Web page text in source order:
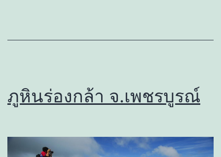
ภูหินร่องกล้า จ.เพชรบูรณ์